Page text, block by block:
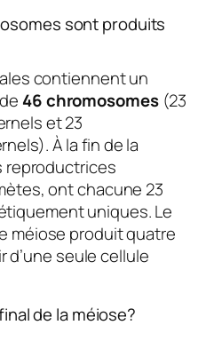
sont produits
contiennent un
46 chromosomes(23
et 23
À la fin de la
reproductrices
ont chacune 23
uniques. Le
méiose produit quatre
d’une seule cellule
de la méiose?